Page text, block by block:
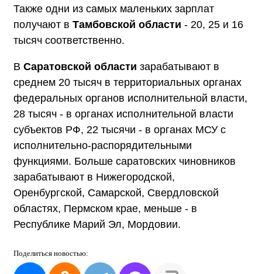
Также одни из самых маленьких зарплат
получают в Тамбовской области - 20, 25 и 16
тысяч соответственно.
В Саратовской области зарабатывают в
среднем 20 тысяч в территориальных органах
федеральных органов исполнительной власти,
28 тысяч - в органах исполнительной власти
субъектов РФ, 22 тысячи - в органах МСУ с
исполнительно-распорядительными
функциями. Больше саратовских чиновников
зарабатывают в Нижегородской,
Оренбургской, Самарской, Свердловской
областях, Пермском крае, меньше - в
Республике Марий Эл, Мордовии.
Поделиться новостью: